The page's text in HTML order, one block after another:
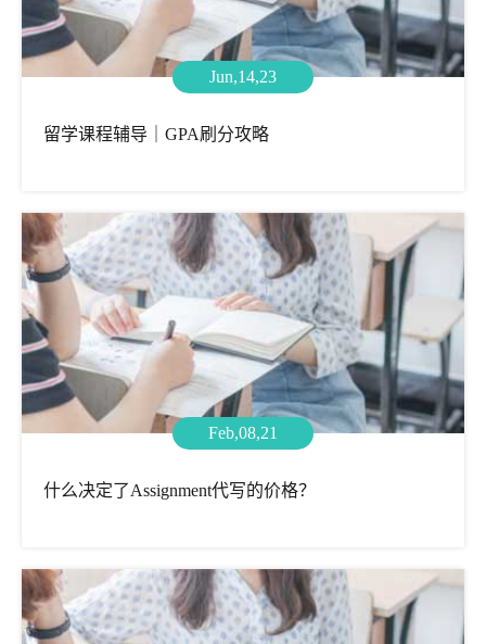
Jun,14,23
留学课程辅导｜GPA刷分攻略
Feb,08,21
什么决定了Assignment代写的价格？